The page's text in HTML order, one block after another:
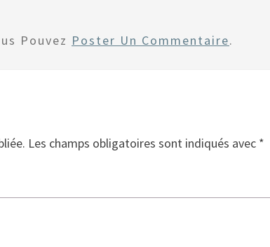
Pouvez Poster Un Commentaire.
Les champs obligatoires sont indiqués avec *